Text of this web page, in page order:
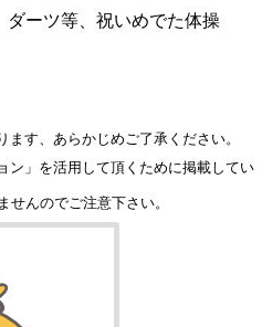
ーツ等、祝いめでた体操
す、あらかじめご了承ください。
ン」を活用して頂くために掲載してい
んのでご注意下さい。